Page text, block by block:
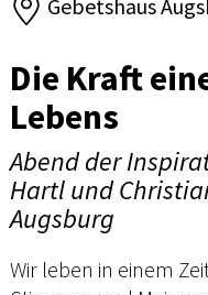
Gebetshaus
Die Kraft
Lebens
Abend der
Hartl und
Augsburg
Wir leben in einem